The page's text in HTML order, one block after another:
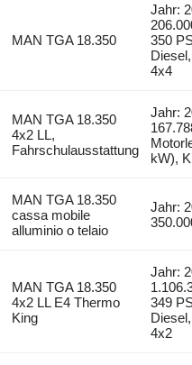
MAN TGA 18.350
Jahr:
350
4x4
MAN TGA 18.350
4x2 LL,
Fahrschulausstattung
Jahr:
kW),
MAN TGA 18.350
cassa mobile
alluminio o telaio
Jahr:
MAN TGA 18.350
4x2 LL E4 Thermo
King
Jahr:
349
4x2